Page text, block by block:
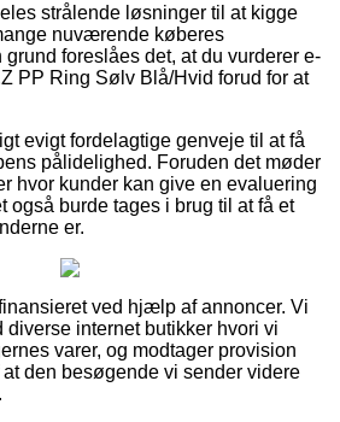
strålende løsninger til at kigge
nuværende køberes
foreslåes det, at du vurderer e-
PP Ring Sølv Blå/Hvid forud for at
evigt fordelagtige genveje til at få
pålidelighed. Foruden det møder
hvor kunder kan give en evaluering
også burde tages i brug til at få et
er.
ved hjælp af annoncer. Vi
diverse internet butikker hvori vi
varer, og modtager provision
den besøgende vi sender videre